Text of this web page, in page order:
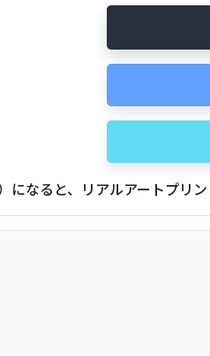
なると、リアルアートプリ